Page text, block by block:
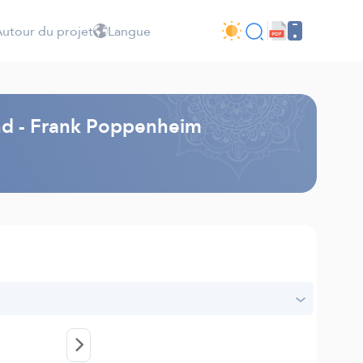
du projet Langue
- Frank Poppenheim